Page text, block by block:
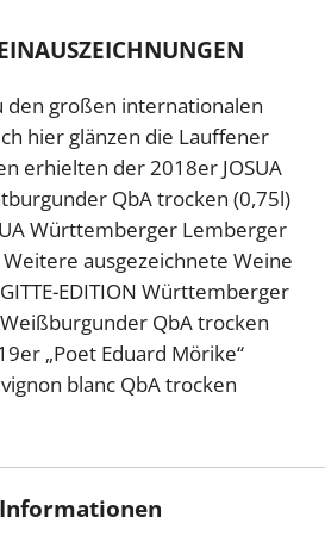
den großen internationalen
hier glänzen die Lauffener
erhielten der 2018er JOSUA
QbA trocken (0,75l)
Württemberger Lemberger
ausgezeichnete Weine
EDITION Württemberger
QbA trocken
„Poet Eduard Mörike“
blanc QbA trocken